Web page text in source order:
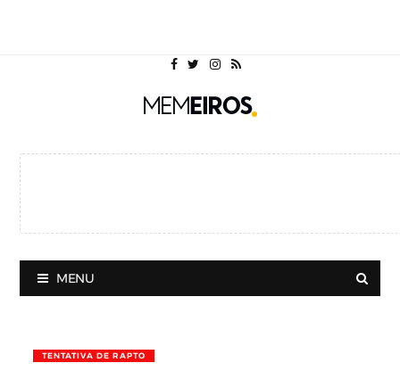
MENU
TENTATIVA DE RAPTO